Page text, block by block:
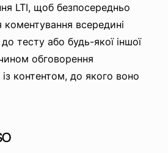
LTI, щоб безпосередньо
коментування всередині
тесту або будь-якої іншої
обговорення
контентом, до якого воно